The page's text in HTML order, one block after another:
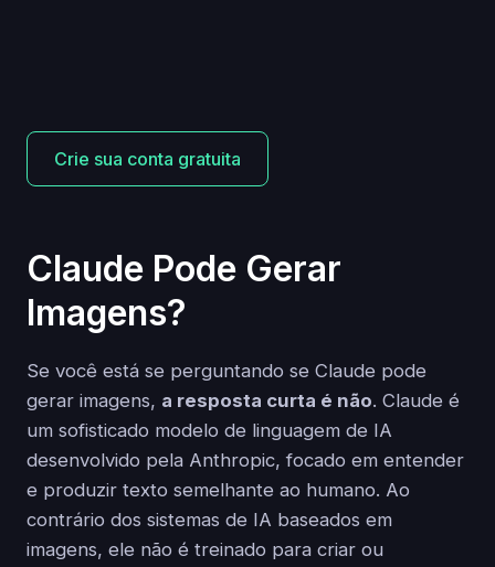
Crie sua conta gratuita
Claude Pode Gerar
Imagens?
Se você está se perguntando se Claude pode
gerar imagens, a resposta curta é não. Claude é
um sofisticado modelo de linguagem de IA
desenvolvido pela Anthropic, focado em entender
e produzir texto semelhante ao humano. Ao
contrário dos sistemas de IA baseados em
imagens, ele não é treinado para criar ou